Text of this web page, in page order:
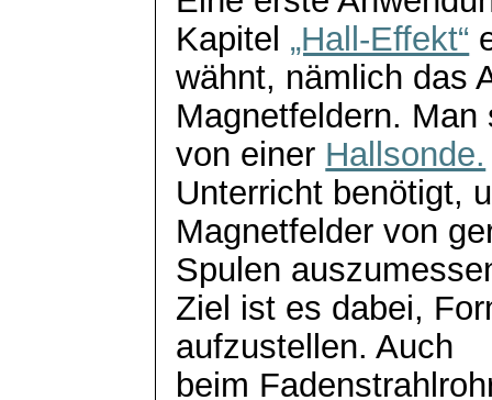
Kapitel „Hall-Effekt“
wähnt, nämlich das
Magnetfeldern. Man
von einer Hallsonde.
Unterricht benötigt,
Magnetfelder von
Spulen
Ziel ist es dabei,
aufzustellen. Auch
beim